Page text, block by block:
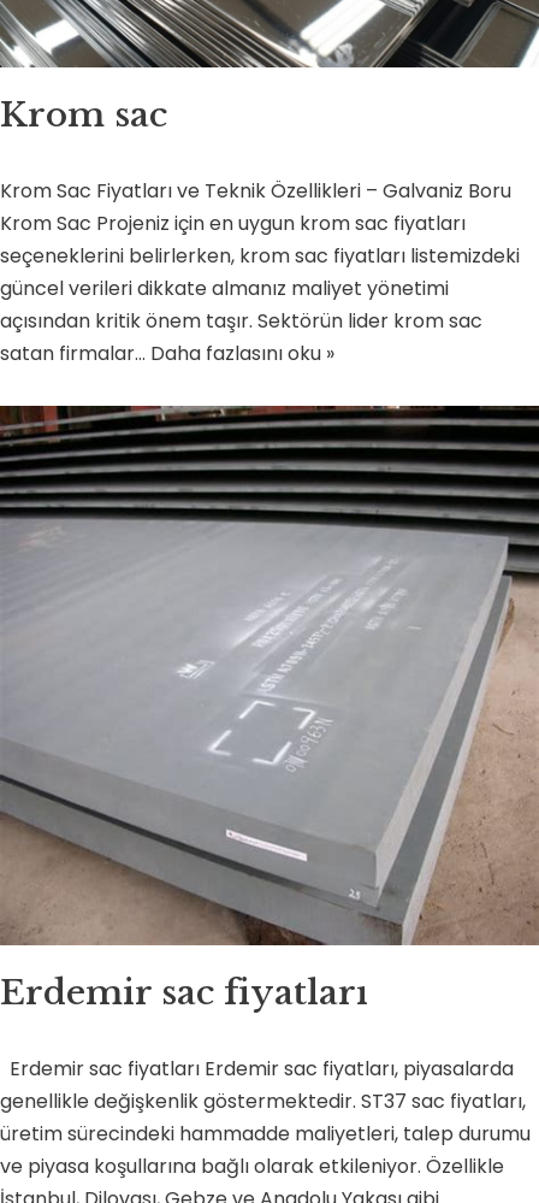
Krom sac
Krom Sac Fiyatları ve Teknik Özellikleri – Galvaniz Boru
Krom Sac Projeniz için en uygun krom sac fiyatları
seçeneklerini belirlerken, krom sac fiyatları listemizdeki
güncel verileri dikkate almanız maliyet yönetimi
açısından kritik önem taşır. Sektörün lider krom sac
satan firmalar… Daha fazlasını oku »
Erdemir sac fiyatları
Erdemir sac fiyatları Erdemir sac fiyatları, piyasalarda
genellikle değişkenlik göstermektedir. ST37 sac fiyatları,
üretim sürecindeki hammadde maliyetleri, talep durumu
ve piyasa koşullarına bağlı olarak etkileniyor. Özellikle